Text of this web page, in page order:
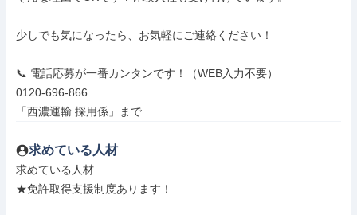
少しでも気になったら、お気軽にご連絡ください！
📞 電話応募が一番カンタンです！（WEB入力不要）
0120-696-866
「西濃運輸 採用係」まで
求めている人材
求めている人材
★免許取得支援制度あります！